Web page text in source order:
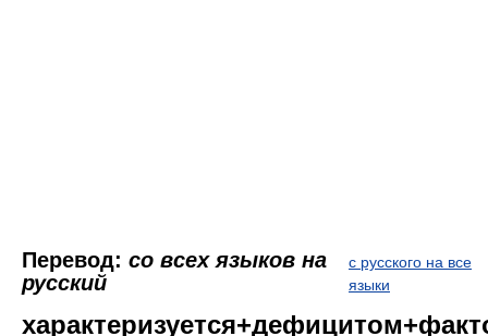
Перевод: со всех языков на
русский
с русского на все
языки